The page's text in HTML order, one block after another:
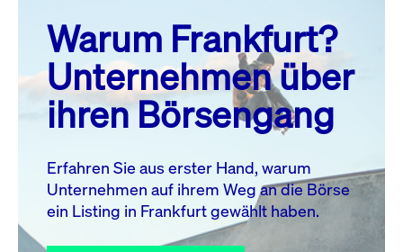
MO. DI. MI. DO. FR. SA. SO.
1
2
3
4 5 6 7 8
10 11 13 14
17
18 19 20 21 22
23
27 28
Warum Frankfurt?
Unternehmen über
ihren Börsengang
Erfahren Sie aus erster Hand, warum
Unternehmen auf ihrem Weg an die Börse
ein Listing in Frankfurt gewählt haben.